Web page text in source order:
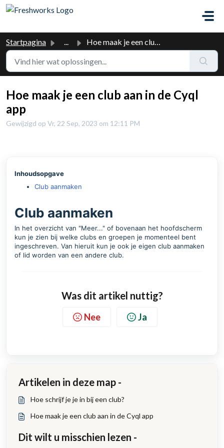
Doorgaan naar hoofdinhoud
Startpagina ... Hoe maak je een club aan in de Cyql app
Hoe maak je een club aan in de Cyql
app
Gewijzigd op Vr, 22 Sep, 2023 om 12:11 PM
Inhoudsopgave
Club aanmaken
Club aanmaken
In het overzicht van "Meer..." of bovenaan het hoofdscherm
kun je zien bij welke clubs en groepen je momenteel bent
ingeschreven. Van hieruit kun je ook je eigen club aanmaken
of lid worden van een andere club.
Was dit artikel nuttig?
Nee Ja
Artikelen in deze map -
Hoe schrijf je je in bij een club?
Hoe maak je een club aan in de Cyql app
Dit wilt u misschien lezen -